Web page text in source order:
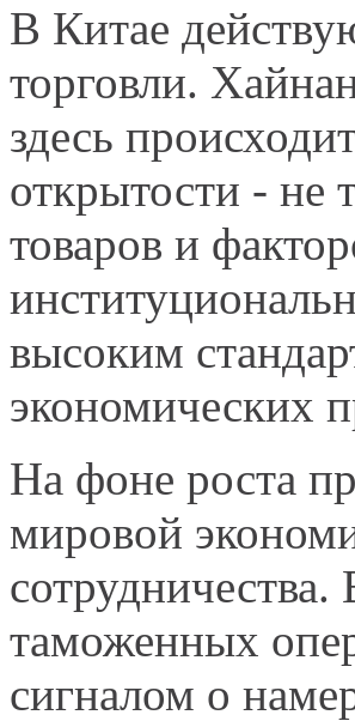
В Китае
торговли.
здесь
открытости - не
товаров и
высоким
экономических
На фоне роста
мировой
таможенных
сигналом о